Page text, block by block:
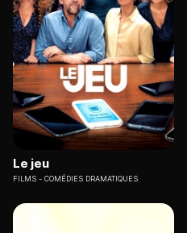
Le jeu
FILMS COMÉDIES DRAMATIQUES